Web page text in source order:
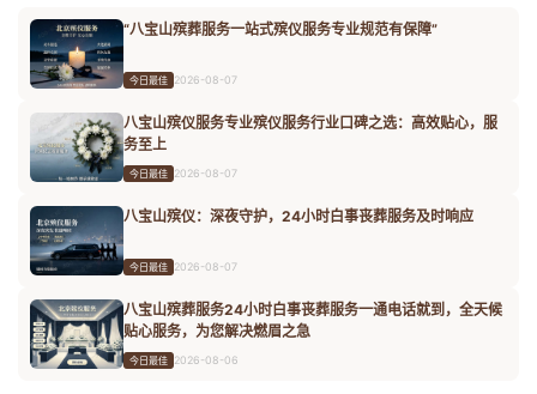
“八宝山殡葬服务一站式殡仪服务专业规范有保障”
今日最佳 2026-08-07
八宝山殡仪服务专业殡仪服务行业口碑之选：高效贴心，服
务至上
今日最佳 2026-08-07
八宝山殡仪：深夜守护，24小时白事丧葬服务及时响应
今日最佳 2026-08-07
八宝山殡葬服务24小时白事丧葬服务一通电话就到，全天候
贴心服务，为您解决燃眉之急
今日最佳 2026-08-06